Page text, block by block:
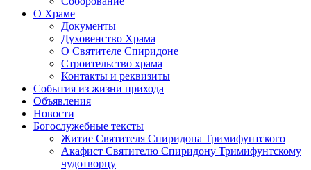
О Храме
Документы
Духовенство Храма
О Святителе Спиридоне
Строительство храма
Контакты и реквизиты
События из жизни прихода
Объявления
Новости
Богослужебные тексты
Житие Cвятителя Спиридона Тримифунтского
Акафист Cвятителю Спиридону Тримифунтскому
чудотворцу